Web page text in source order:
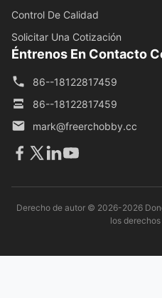
Control De Calidad
Solicitar Una Cotización
Éntrenos En Contacto
86--18122817459
86--18122817459
mark@freerchobby.cc
Derecho de autor © 2026-2026
los